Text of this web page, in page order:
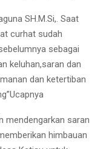
SH.M.Si,. Saat
curhat sudah
sebagai
keluhan,saran dan
dan ketertiban
mendengarkan saran
himbauan